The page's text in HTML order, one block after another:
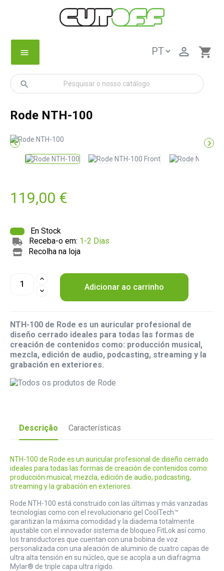
menu shopping_cart

search
Rode NTH-100
 
119,00 €
En Stock
Receba-o em: 1-2 Dias
Recolha na loja
Adicionar ao carrinho
NTH-100 de Rode es un auricular profesional de
diseño cerrado ideales para todas las formas de
creación de contenidos como: producción musical,
mezcla, edición de audio, podcasting, streaming y la
grabación en exteriores.
Descrição Características
NTH-100 de Rode es un auricular profesional de diseño cerrado
ideales para todas las formas de creación de contenidos como:
producción musical, mezcla, edición de audio, podcasting,
streaming y la grabación en exteriores.
Rode NTH-100 está construido con las últimas y más vanzadas
tecnologías como con el revolucionario gel CoolTech™
garantizan la máxima comodidad y la diadema totalmente
ajustable con el innovador sistema de bloqueo FitLok así como
los transductores que cuentan con una bobina de voz
personalizada con una aleación de aluminio de cuatro capas de
ultra alta tensión en su núcleo, que se acopla a un diafragma
Mylar® de triple capa ultra rígido.